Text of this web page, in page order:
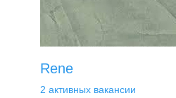
Rene
2 активных вакансии